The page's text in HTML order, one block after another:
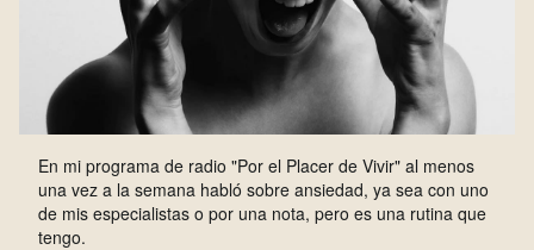
En mi programa de radio "Por el Placer de Vivir" al menos
una vez a la semana habló sobre ansiedad, ya sea con uno
de mis especialistas o por una nota, pero es una rutina que
tengo.